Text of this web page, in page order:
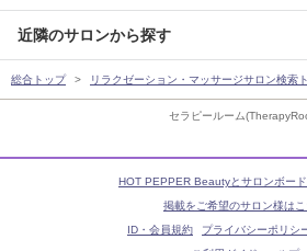
セラピールーム
近隣のサロンから探す
総合トップ リラクゼーション・マッサージサロン検索
HOT PEPPER Beautyとサロンボー
掲載をご希望のサロン様はこ
ID・会員規約
プライバシーポリシ